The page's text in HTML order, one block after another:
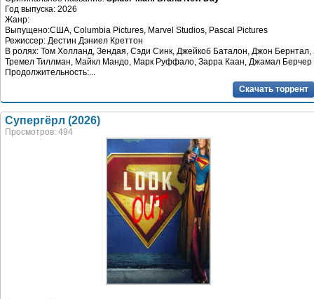
Год выпуска: 2026
Жанр:
Выпущено:США, Columbia Pictures, Marvel Studios, Pascal Pictures
Режиссер: Дестин Дэниел Креттон
В ролях: Том Холланд, Зендая, Сэди Синк, Джейкоб Баталон, Джон Бернтал,
Тремел Тиллман, Майкл Мандо, Марк Руффало, Зарра Каан, Джамал Берчер
Продолжительность:...
Скачать торрент
Супергёрл (2026)
Просмотров: 494